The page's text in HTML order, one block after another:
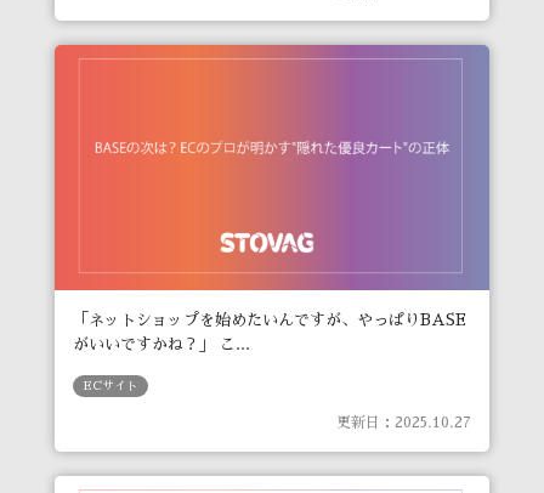
「ネットショップを始めたいんですが、やっぱりBASE
がいいですかね？」 こ...
ECサイト
更新日：2025.10.27